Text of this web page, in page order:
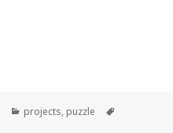
Рубрики
projects, puzzle